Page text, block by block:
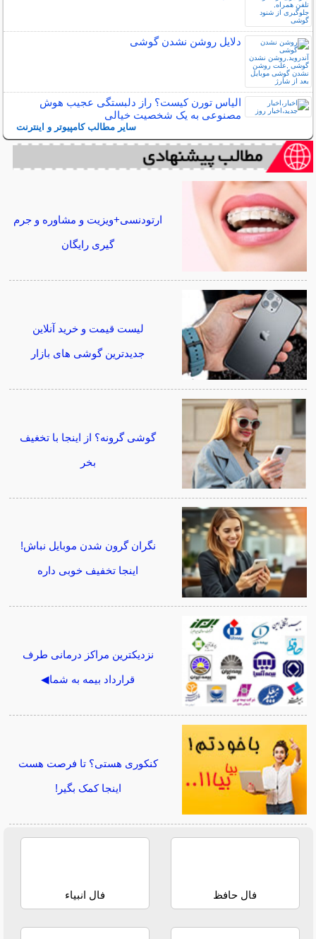
دلایل روشن نشدن گوشی
الیاس تورن کیست؟ راز دلبستگی عجیب هوش
مصنوعی به یک شخصیت خیالی
سایر مطالب کامپیوتر و اینترنت
ارتودنسی+ویزیت و مشاوره و جرم
گیری رایگان
لیست قیمت و خرید آنلاین
جدیدترین گوشی های بازار
گوشی گرونه؟ از اینجا با تخغیف
بخر
نگران گرون شدن موبایل نباش!
اینجا تخفیف خوبی داره
نزدیکترین مراکز درمانی طرف
قرارداد بیمه به شما◀
کنکوری هستی؟ تا فرصت هست
اینجا کمک بگیر!
فال حافظ فال انبیاء